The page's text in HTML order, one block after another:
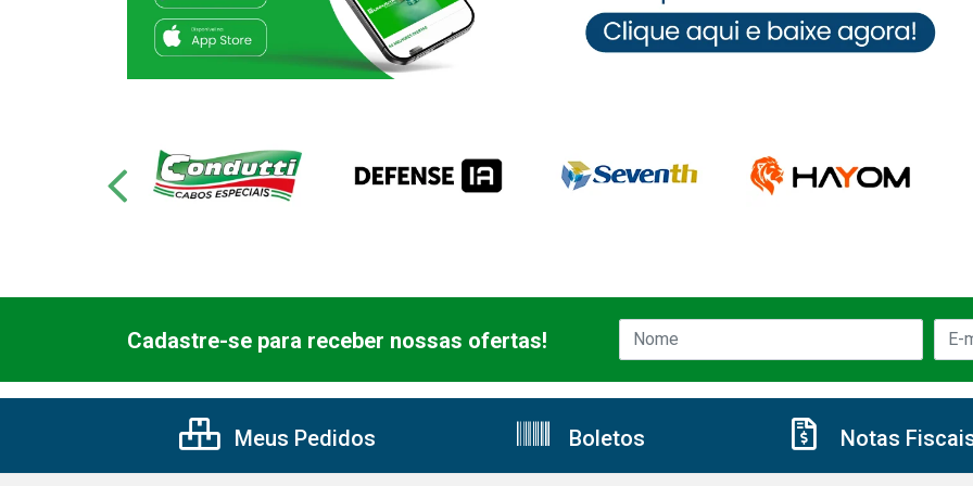
Cadastre-se para receber nossas ofertas!
Meus Pedidos Boletos Notas